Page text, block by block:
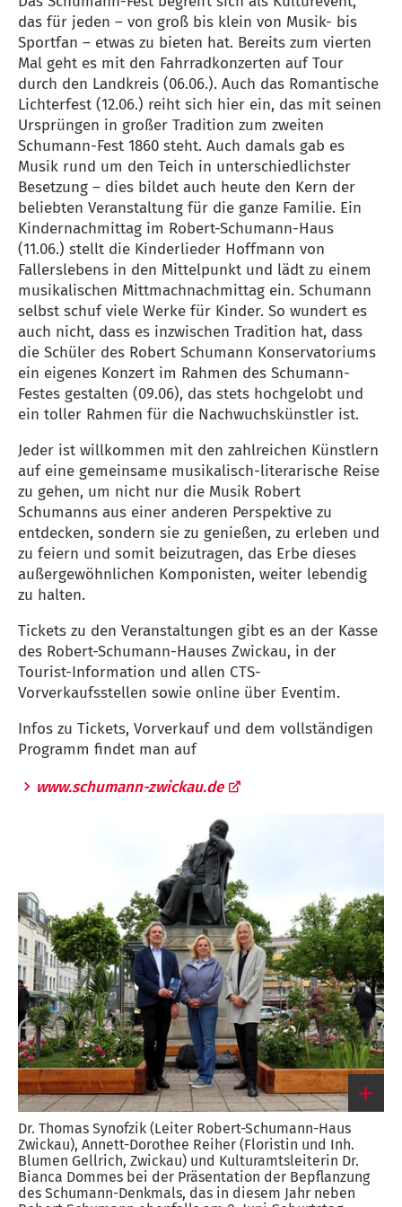
das für jeden – von groß bis klein von Musik- bis
Sportfan – etwas zu bieten hat. Bereits zum vierten
Mal geht es mit den Fahrradkonzerten auf Tour
durch den Landkreis (06.06.). Auch das Romantische
Lichterfest (12.06.) reiht sich hier ein, das mit seinen
Ursprüngen in großer Tradition zum zweiten
Schumann-Fest 1860 steht. Auch damals gab es
Musik rund um den Teich in unterschiedlichster
Besetzung – dies bildet auch heute den Kern der
beliebten Veranstaltung für die ganze Familie. Ein
Kindernachmittag im Robert-Schumann-Haus
(11.06.) stellt die Kinderlieder Hoffmann von
Fallerslebens in den Mittelpunkt und lädt zu einem
musikalischen Mittmachnachmittag ein. Schumann
selbst schuf viele Werke für Kinder. So wundert es
auch nicht, dass es inzwischen Tradition hat, dass
die Schüler des Robert Schumann Konservatoriums
ein eigenes Konzert im Rahmen des Schumann-
Festes gestalten (09.06), das stets hochgelobt und
ein toller Rahmen für die Nachwuchskünstler ist.
Jeder ist willkommen mit den zahlreichen Künstlern
auf eine gemeinsame musikalisch-literarische Reise
zu gehen, um nicht nur die Musik Robert
Schumanns aus einer anderen Perspektive zu
entdecken, sondern sie zu genießen, zu erleben und
zu feiern und somit beizutragen, das Erbe dieses
außergewöhnlichen Komponisten, weiter lebendig
zu halten.
Tickets zu den Veranstaltungen gibt es an der Kasse
des Robert-Schumann-Hauses Zwickau, in der
Tourist-Information und allen CTS-
Vorverkaufsstellen sowie online über Eventim.
Infos zu Tickets, Vorverkauf und dem vollständigen
Programm findet man auf
www.schumann-zwickau.de
Dr. Thomas Synofzik (Leiter Robert-Schumann-Haus
Zwickau), Annett-Dorothee Reiher (Floristin und Inh.
Blumen Gellrich, Zwickau) und Kulturamtsleiterin Dr.
Bianca Dommes bei der Präsentation der Bepflanzung
des Schumann-Denkmals, das in diesem Jahr neben